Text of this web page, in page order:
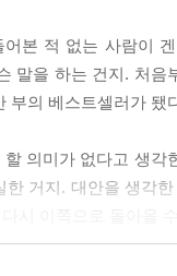
어본 적 없는 사람이
말을 하는 건지. 처
부의 베스트셀러가 됐
할 의미가 없다고 생
거지. 대안을 생각